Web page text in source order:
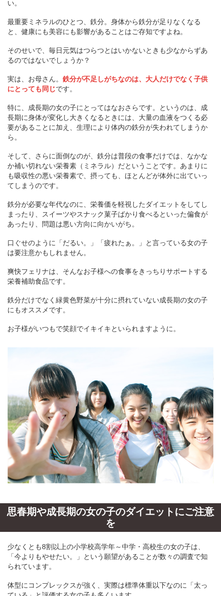
い。
最重要ミネラルのひとつ、鉄分。身体から鉄分が足りなくなる
と、健康にも美容にも影響があることはご存知ですよね。
そのせいで、毎日元気はつらつとはいかないときも少なからずあ
るのではないでしょうか？
実は、お母さん。 鉄分が不足しがちなのは、大人だけでなく子供
にとっても同じです。
特に、成長期の女の子にとってはなおさらです。というのは、成
長期に身体が変化し大きくなるときには、大量の血液をつくる必
要があることに加え、生理により体内の鉄分が失われてしまうか
ら。
そして、さらに面倒なのが、鉄分は普段の食事だけでは、なかな
か補い切れない栄養素（ミネラル）だということです。あまりに
も吸収性の悪い栄養素で、摂っても、ほとんどが体外に出ていっ
てしまうのです。
鉄分が必要な年代なのに、栄養価を軽視したダイエットをしてし
まったり、スイーツやスナック菓子ばかり食べるといった偏食が
あったり、問題は悪い方向に向かいがち。
口ぐせのように「だるい。」「疲れたぁ。」と言っている女の子
は要注意かもしれません。
爽快フェリナは、そんなお子様への食事をきっちりサポートする
栄養補助食品です。
鉄分だけでなく緑黄色野菜が十分に摂れていない成長期の女の子
にもオススメです。
お子様がいつもで笑顔でイキイキといられますように。
思春期や成長期の女の子のダイエットにご注意
を
少なくとも8割以上の小学校高学年～中学・高校生の女の子は、
「今よりもやせたい。」という願望があることが数々の調査で知
られています。
体型にコンプレックスが強く、実際は標準体重以下なのに「太っ